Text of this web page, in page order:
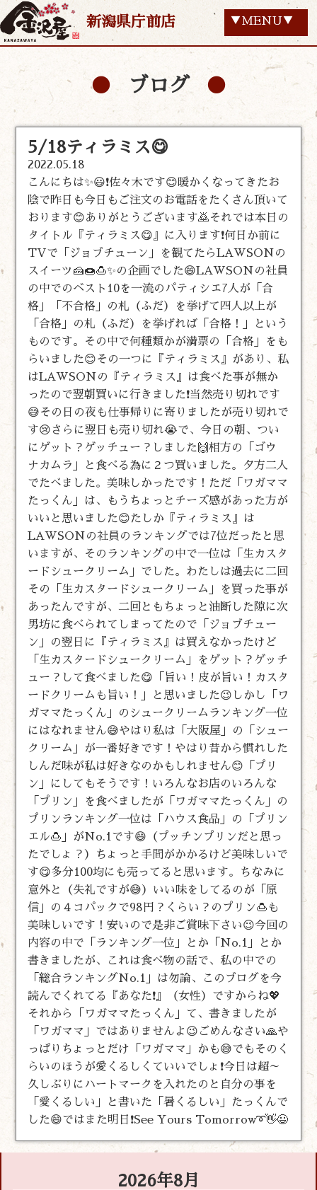
新潟県庁前店 ▼MENU▼
ブログ
5/18ティラミス😋
2022.05.18
こんにちは✨😃❗佐々木です😊暖かくなってきたお
陰で昨日も今日もご注文のお電話をたくさん頂いて
おります😊ありがとうございます🙇それでは本日の
タイトル『ティラミス😋』に入ります❗何日か前に
TVで「ジョブチューン」を観てたらLAWSONの
スイーツ🍰🍩🍮✨の企画でした😄LAWSONの社員
の中でのベスト10を一流のパティシエ7人が「合
格」「不合格」の札（ふだ）を挙げて四人以上が
「合格」の札（ふだ）を挙げれば「合格！」という
ものです。その中で何種類かが満票の「合格」をも
らいました😊その一つに『ティラミス』があり、私
はLAWSONの『ティラミス』は食べた事が無か
ったので翌朝買いに行きました❗当然売り切れです
😅その日の夜も仕事帰りに寄りましたが売り切れで
す😢さらに翌日も売り切れ😭で、今日の朝、つい
にゲット？ゲッチュー？しました🙌相方の「ゴウ
ナカムラ」と食べる為に２つ買いました。夕方二人
でたべました。美味しかったです！ただ「ワガママ
たっくん」は、もうちょっとチーズ感があった方が
いいと思いました😊たしか『ティラミス』は
LAWSONの社員のランキングでは7位だったと思
いますが、そのランキングの中で一位は「生カスタ
ードシュークリーム」でした。わたしは過去に二回
その「生カスタードシュークリーム」を買った事が
あったんですが、二回ともちょっと油断した隙に次
男坊に食べられてしまってたので「ジョブチュー
ン」の翌日に『ティラミス』は買えなかったけど
「生カスタードシュークリーム」をゲット？ゲッチ
ュー？して食べました😋「旨い！皮が旨い！カスタ
ードクリームも旨い！」と思いました😉しかし「ワ
ガママたっくん」のシュークリームランキング一位
にはなれません😅やはり私は「大阪屋」の「シュー
クリーム」が一番好きです！やはり昔から慣れした
しんだ味が私は好きなのかもしれません😊「プリ
ン」にしてもそうです！いろんなお店のいろんな
「プリン」を食べましたが「ワガママたっくん」の
プリンランキング一位は「ハウス食品」の「プリン
エル🍮」がNo.1です😄（プッチンプリンだと思っ
たでしょ？）ちょっと手間がかかるけど美味しいで
す😋多分100均にも売ってると思います。ちなみに
意外と（失礼ですが😅）いい味をしてるのが「原
信」の４コパックで98円？くらい？のプリン🍮も
美味しいです！安いので是非ご賞味下さい😉今回の
内容の中で「ランキング一位」とか「No.1」とか
書きましたが、これは食べ物の話で、私の中での
「総合ランキングNo.1」は勿論、このブログを今
読んでくれてる『あなた❗』（女性）ですからね💖
それから「ワガママたっくん」て、書きましたが
「ワガママ」ではありませんよ😉ごめんなさい🙏や
っぱりちょっとだけ「ワガママ」かも😅でもそのく
らいのほうが愛くるしくていいでしょ❗今日は超～
久しぶりにハートマークを入れたのと自分の事を
「愛くるしい」と書いた「暑くるしい」たっくんで
した😄ではまた明日❗See Yours Tomorrow➰👋😃
2026年8月